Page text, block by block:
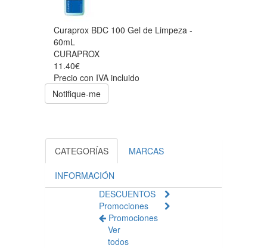
Curaprox BDC 100 Gel de Limpeza -
60mL
CURAPROX
11.40€
Precio con IVA incluido
Notifique-me
CATEGORÍAS MARCAS
INFORMACIÓN
DESCUENTOS
Promociones
Promociones
Ver
todos